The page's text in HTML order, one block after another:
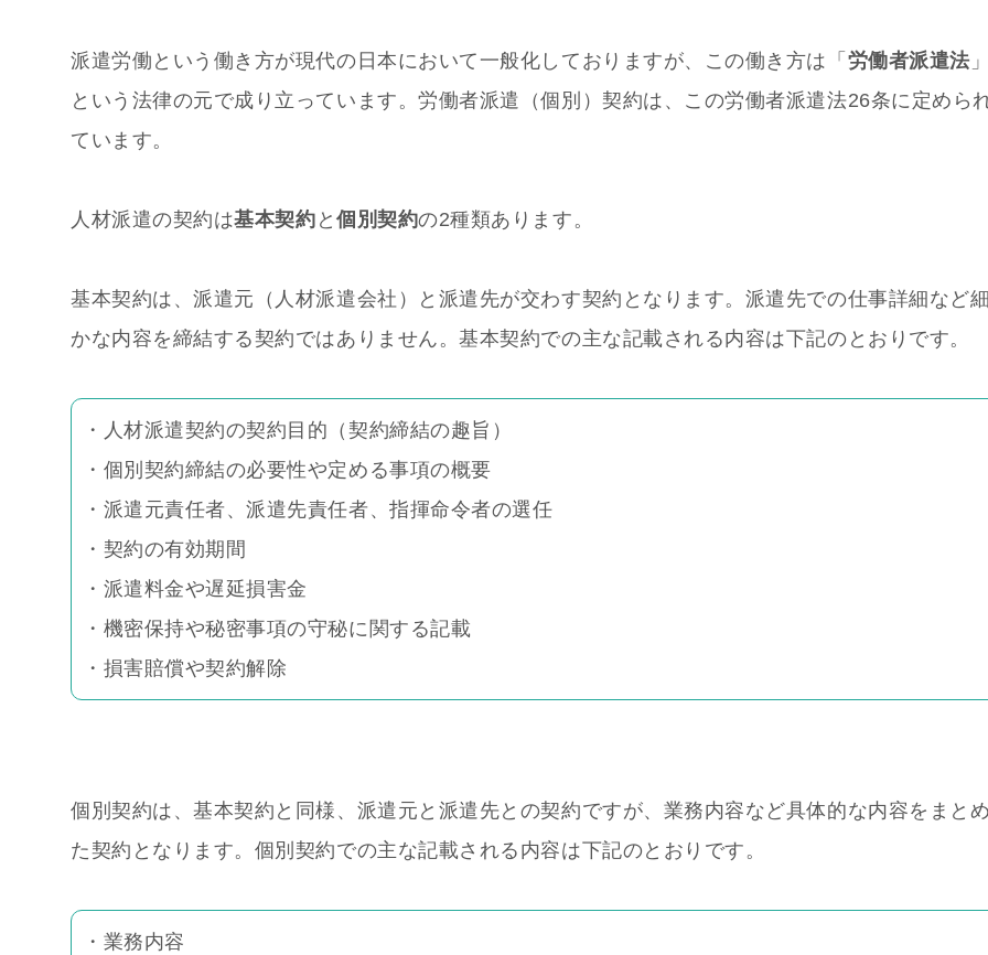
派遣労働という働き方が現代の日本において一般化しておりますが、この働き方は「 労働者派遣法
という法律の元で成り立っています。労働者派遣（個別）契約は、この労働者派遣法26条に定めら
ています。
人材派遣の契約は基本契約 と個別契約の2種類あります。
基本契約は、派遣元（人材派遣会社）と派遣先が交わす契約となります。派遣先での仕事詳細など
かな内容を締結する契約ではありません。基本契約での主な記載される内容は下記のとおりです。
・人材派遣契約の契約目的（契約締結の趣旨）
・個別契約締結の必要性や定める事項の概要
・派遣元責任者、派遣先責任者、指揮命令者の選任
・契約の有効期間
・派遣料金や遅延損害金
・機密保持や秘密事項の守秘に関する記載
・損害賠償や契約解除
個別契約は、基本契約と同様、派遣元と派遣先との契約ですが、業務内容など具体的な内容をまと
た契約となります。個別契約での主な記載される内容は下記のとおりです。
・業務内容